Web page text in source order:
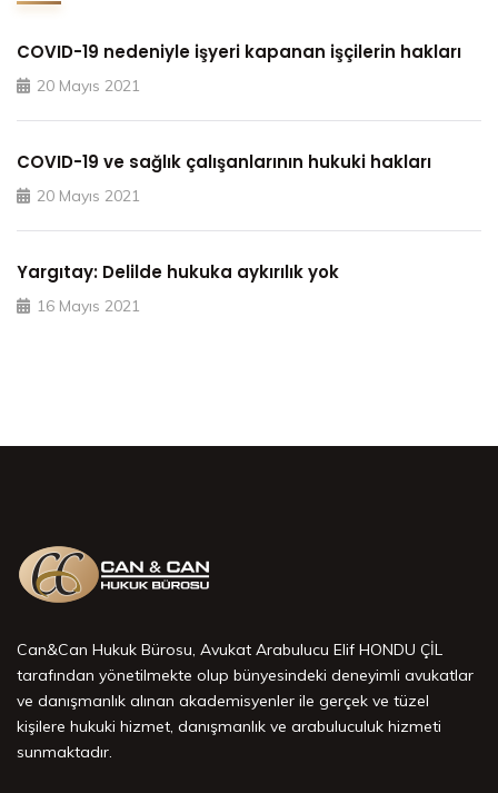
COVID-19 nedeniyle işyeri kapanan işçilerin hakları
20 Mayıs 2021
COVID-19 ve sağlık çalışanlarının hukuki hakları
20 Mayıs 2021
Yargıtay: Delilde hukuka aykırılık yok
16 Mayıs 2021
Can&Can Hukuk Bürosu, Avukat Arabulucu Elif HONDU ÇİL
tarafından yönetilmekte olup bünyesindeki deneyimli avukatlar
ve danışmanlık alınan akademisyenler ile gerçek ve tüzel
kişilere hukuki hizmet, danışmanlık ve arabuluculuk hizmeti
sunmaktadır.